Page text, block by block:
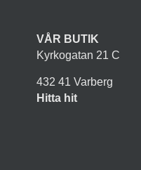
VÅR BUTIK
Kyrkogatan 21 C
432 41 Varberg
Hitta hit